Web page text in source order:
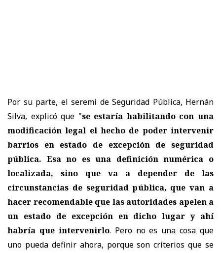
Por su parte, el seremi de Seguridad Pública, Hernán
Silva, explicó que "se estaría habilitando con una
modificación legal el hecho de poder intervenir
barrios en estado de excepción de seguridad
pública. Esa no es una definición numérica o
localizada, sino que va a depender de las
circunstancias de seguridad pública, que van a
hacer recomendable que las autoridades apelen a
un estado de excepción en dicho lugar y ahí
habría que intervenirlo. Pero no es una cosa que
uno pueda definir ahora, porque son criterios que se